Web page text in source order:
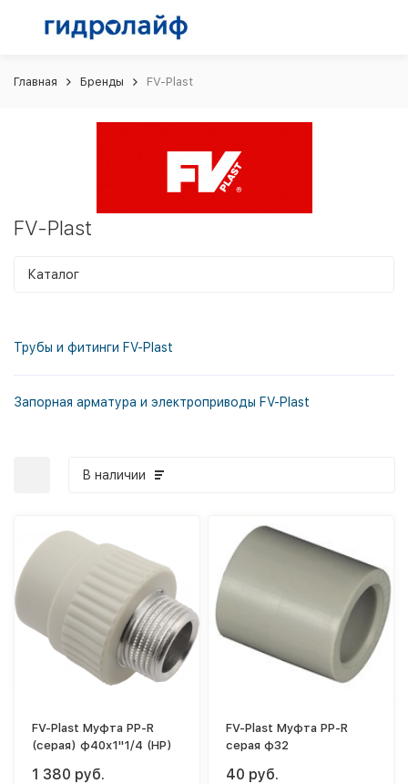
Главная Бренды FV-Plast
FV-Plast
Каталог
Трубы и фитинги FV-Plast
Запорная арматура и электроприводы FV-Plast
В наличии
FV-Plast Муфта PP-R
(серая) ф40х1"1/4 (НР)
1 380 руб.
FV-Plast Муфта PP-R
серая ф32
40 руб.